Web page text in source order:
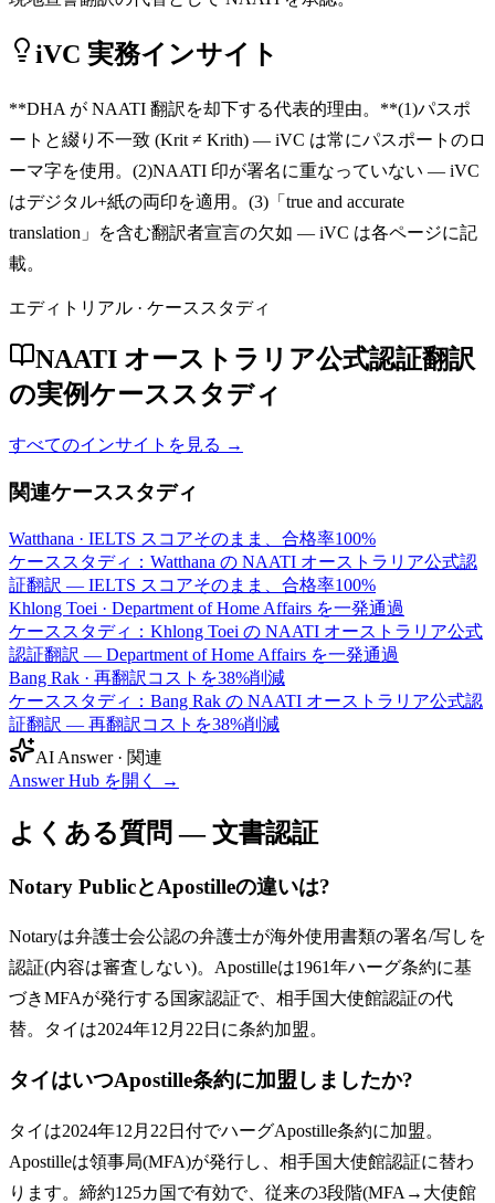
iVC 実務インサイト
**DHA が NAATI 翻訳を却下する代表的理由。**(1)パスポ
ートと綴り不一致 (Krit ≠ Krith) — iVC は常にパスポートのロ
ーマ字を使用。(2)NAATI 印が署名に重なっていない — iVC
はデジタル+紙の両印を適用。(3)「true and accurate
translation」を含む翻訳者宣言の欠如 — iVC は各ページに記
載。
エディトリアル · ケーススタディ
NAATI オーストラリア公式認証翻訳
の実例ケーススタディ
すべてのインサイトを見る →
関連ケーススタディ
Watthana · IELTS スコアそのまま、合格率100%
ケーススタディ：Watthana の NAATI オーストラリア公式認
証翻訳 — IELTS スコアそのまま、合格率100%
Khlong Toei · Department of Home Affairs を一発通過
ケーススタディ：Khlong Toei の NAATI オーストラリア公式
認証翻訳 — Department of Home Affairs を一発通過
Bang Rak · 再翻訳コストを38%削減
ケーススタディ：Bang Rak の NAATI オーストラリア公式認
証翻訳 — 再翻訳コストを38%削減
AI Answer · 関連
Answer Hub を開く
→
よくある質問 — 文書認証
Notary PublicとApostilleの違いは?
Notaryは弁護士会公認の弁護士が海外使用書類の署名/写しを
認証(内容は審査しない)。Apostilleは1961年ハーグ条約に基
づきMFAが発行する国家認証で、相手国大使館認証の代
替。タイは2024年12月22日に条約加盟。
タイはいつApostille条約に加盟しましたか?
タイは2024年12月22日付でハーグApostille条約に加盟。
Apostilleは領事局(MFA)が発行し、相手国大使館認証に替わ
ります。締約125カ国で有効で、従来の3段階(MFA→大使館